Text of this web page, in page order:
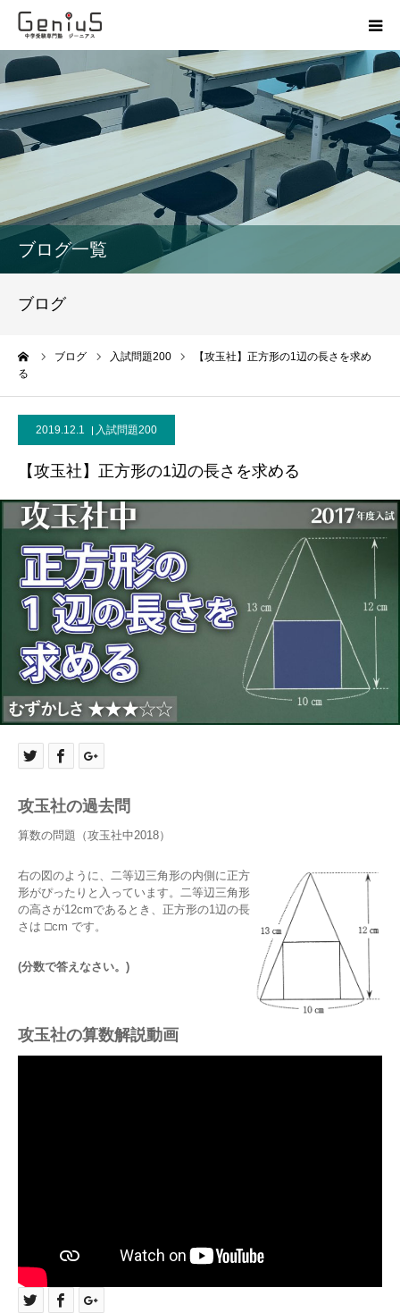
ブログ一覧
ブログ
ブログ 入試問題200
【攻玉社】正方形の1辺の長さを求め
る
2019.12.1 入試問題200
【攻玉社】正方形の1辺の長さを求める
攻玉社の過去問
算数の問題（攻玉社中2018）
右の図のように、二等辺三角形の内側に正方
形がぴったりと入っています。二等辺三角形
の高さが12cmであるとき、正方形の1辺の長
さは □cm です。
(分数で答えなさい。)
攻玉社の算数解説動画
授業
志望校別特訓
模試